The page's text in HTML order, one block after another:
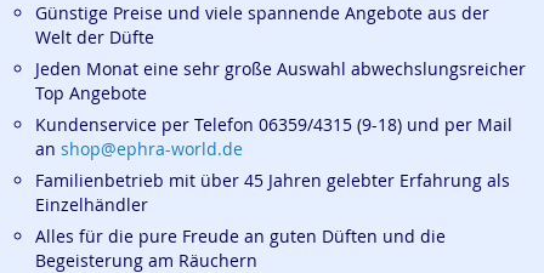
Günstige Preise und viele spannende Angebote aus der
Welt der Düfte
Jeden Monat eine sehr große Auswahl abwechslungsreicher
Top Angebote
Kundenservice per Telefon 06359/4315 (9-18) und per Mail
an shop@ephra-world.de
Familienbetrieb mit über 45 Jahren gelebter Erfahrung als
Einzelhändler
Alles für die pure Freude an guten Düften und die
Begeisterung am Räuchern